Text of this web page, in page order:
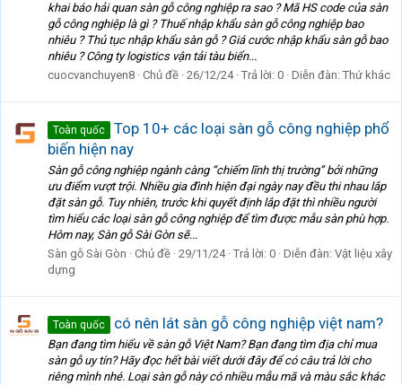
khai báo hải quan sàn gỗ công nghiệp ra sao ? Mã HS code của sàn
gỗ công nghiệp là gì ? Thuế nhập khẩu sàn gỗ công nghiệp bao
nhiêu ? Thủ tục nhập khẩu sàn gỗ ? Giá cước nhập khẩu sàn gỗ bao
nhiêu ? Công ty logistics vận tải tàu biển...
cuocvanchuyen8 Chủ đề 26/12/24 Trả lời: 0 Diễn đàn: Thứ khác
Toàn quốc
Top 10+ các loại sàn gỗ công nghiệp phổ
biến hiện nay
Sàn gỗ công nghiệp ngành càng “chiếm lĩnh thị trường” bởi những
ưu điểm vượt trội. Nhiều gia đình hiện đại ngày nay đều thi nhau lắp
đặt sàn gỗ. Tuy nhiên, trước khi quyết định lắp đặt thì nhiều người
tìm hiểu các loại sàn gỗ công nghiệp để tìm được mẫu sàn phù hợp.
Hôm nay, Sàn gỗ Sài Gòn sẽ...
Sàn gỗ Sài Gòn
Chủ đề 29/11/24 Trả lời: 0 Diễn đàn: Vật liệu xây
dựng
Toàn quốc có nên lát sàn gỗ công nghiệp việt nam?
Bạn đang tìm hiểu về sàn gỗ Việt Nam? Bạn đang tìm địa chỉ mua
sàn gỗ uy tín? Hãy đọc hết bài viết dưới đây để có câu trả lời cho
riêng mình nhé. Loại sàn gỗ này có nhiều mẫu mã và màu sắc khác